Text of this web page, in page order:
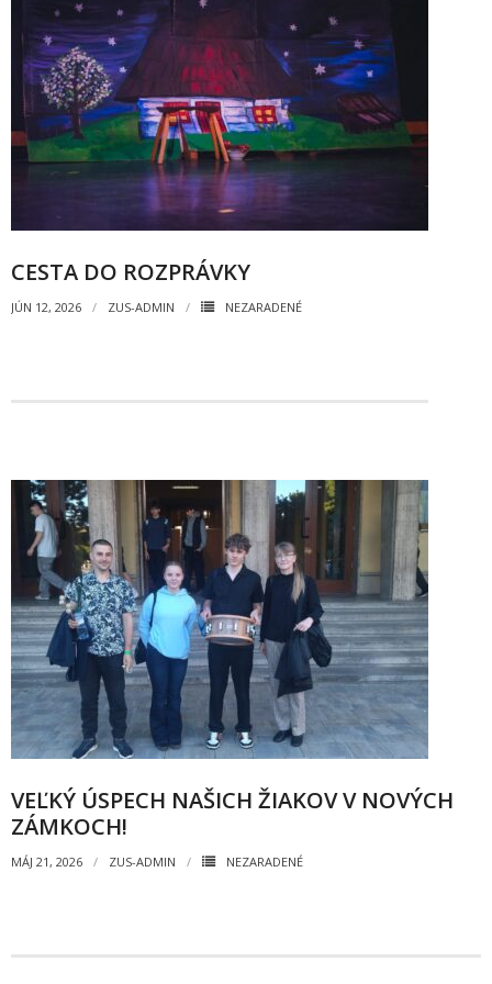
- Dokumenty minedu a statpedu
- Prijímacie konanie
- Aktuality
- Informácia pre uchádzača o zamestnanie
- Termíny školských prázdnin
- Pozvánky na koncerty
- Koncerty
- Súťaže
- Výstavy VO
- Videá
- Absolventské tablá
Faktúry, zmluvy, objednávky
CESTA DO ROZPRÁVKY
JÚN 12, 2026 ZUS-ADMIN NEZARADENÉ
VEĽKÝ ÚSPECH NAŠICH ŽIAKOV V NOVÝCH
ZÁMKOCH!
MÁJ 21, 2026 ZUS-ADMIN NEZARADENÉ